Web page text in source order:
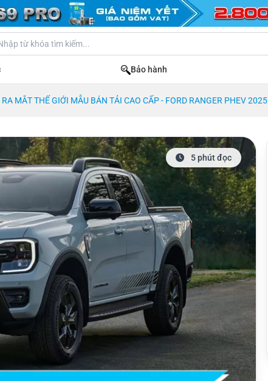
Bảo hành
RA MẮT THẾ GIỚI MẪU BÁN TẢI CAO CẤP - FORD RANGER PHEV 2025
5 phút đọc